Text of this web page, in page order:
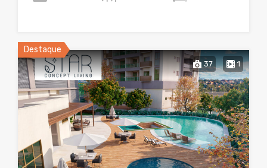
Destaque
37 1